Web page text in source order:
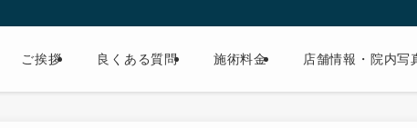
ご挨拶 良くある質問 施術料金 店舗情報・院内写